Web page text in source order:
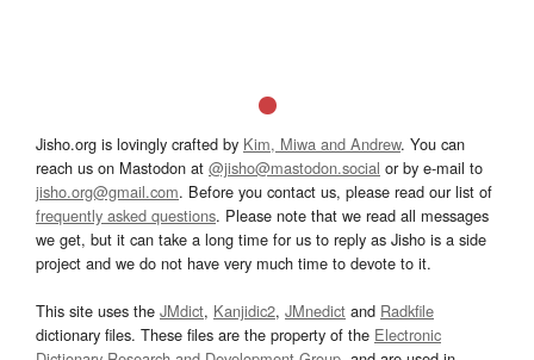
Jisho.org is lovingly crafted by Kim, Miwa and Andrew. You can
reach us on Mastodon at @jisho@mastodon.social or by e-mail to
jisho.org@gmail.com. Before you contact us, please read our list of
frequently asked questions. Please note that we read all messages
we get, but it can take a long time for us to reply as Jisho is a side
project and we do not have very much time to devote to it.
This site uses the JMdict, Kanjidic2, JMnedict and Radkfile
dictionary files. These files are the property of the Electronic